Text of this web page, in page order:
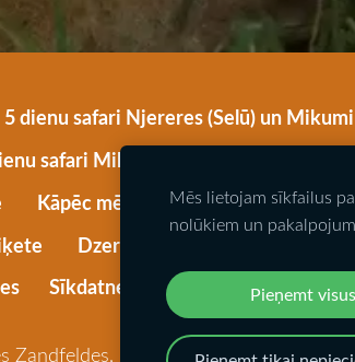
5 dienu safari Njereres (Selū) un
safari Mikumi parkā
Kāpēc mēs Blogs
Labākais
Dzeramnaudas Tanzānijā
Sīkdatnes
Romāna Širimas, Anda
Mēs lietojam sīkfailus
nolūkiem un
Pieņemt visus